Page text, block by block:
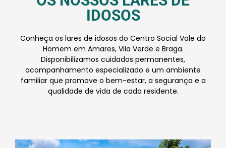
IDOSOS
Conheça os lares de idosos do Centro Social Vale do
Homem em Amares, Vila Verde e Braga.
Disponibilizamos cuidados permanentes,
acompanhamento especializado e um ambiente
familiar que promove o bem-estar, a segurança e a
qualidade de vida de cada residente.